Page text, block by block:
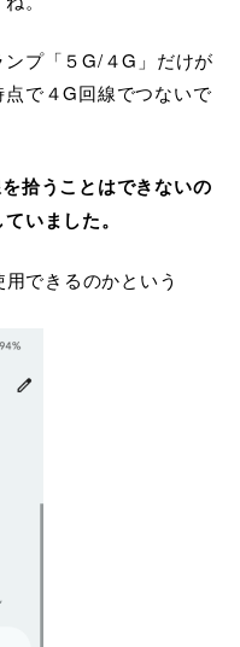
プ「５G/４G」だけが
で４G回線でつないで
拾うことはできないの
いました。
できるのかという